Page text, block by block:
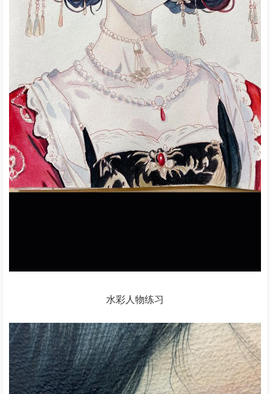
水彩人物练习